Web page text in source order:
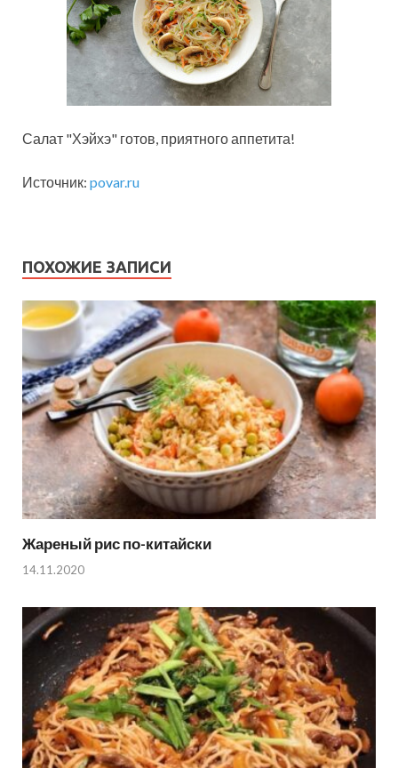
Салат "Хэйхэ" готов, приятного аппетита!
Источник: povar.ru
ПОХОЖИЕ ЗАПИСИ
Жареный рис по-китайски
14.11.2020